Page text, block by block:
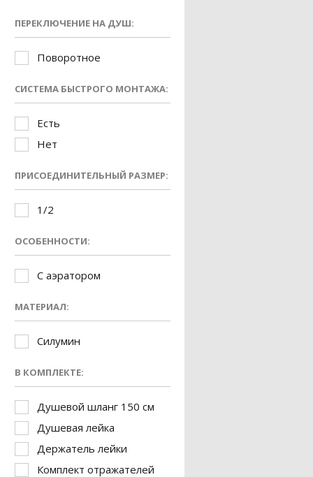
ПЕРЕКЛЮЧЕНИЕ НА ДУШ:
Поворотное
СИСТЕМА БЫСТРОГО МОНТАЖА:
Есть
Нет
ПРИСОЕДИНИТЕЛЬНЫЙ РАЗМЕР:
1/2
ОСОБЕННОСТИ:
С аэратором
МАТЕРИАЛ:
Силумин
В КОМПЛЕКТЕ:
Душевой шланг 150 см
Душевая лейка
Держатель лейки
Комплект отражателей